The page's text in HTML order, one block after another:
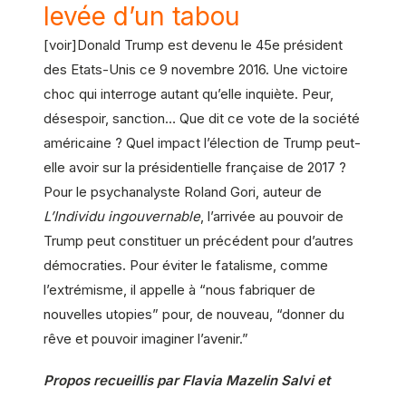
levée d’un tabou
[voir]Donald Trump est devenu le 45e président
des Etats-Unis ce 9 novembre 2016. Une victoire
choc qui interroge autant qu’elle inquiète. Peur,
désespoir, sanction… Que dit ce vote de la société
américaine ? Quel impact l’élection de Trump peut-
elle avoir sur la présidentielle française de 2017 ?
Pour le psychanalyste Roland Gori, auteur de
L’Individu ingouvernable, l’arrivée au pouvoir de
Trump peut constituer un précédent pour d’autres
démocraties. Pour éviter le fatalisme, comme
l’extrémisme, il appelle à “nous fabriquer de
nouvelles utopies” pour, de nouveau, “donner du
rêve et pouvoir imaginer l’avenir.”
Propos recueillis par Flavia Mazelin Salvi et